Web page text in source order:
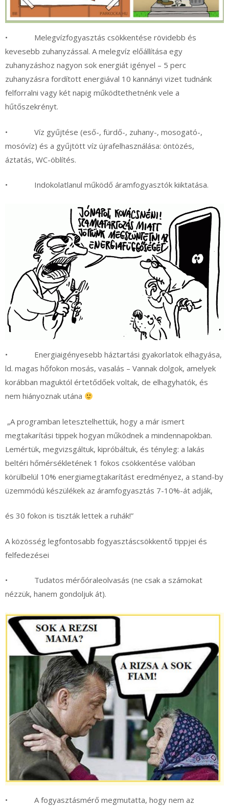
• Melegvízfogyasztás csökkentése rövidebb és
kevesebb zuhanyzással. A melegvíz előállítása egy
zuhanyzáshoz nagyon sok energiát igényel – 5 perc
zuhanyzásra fordított energiával 10 kannányi vizet tudnánk
felforralni vagy két napig működtethetnénk vele a
hűtőszekrényt.
• Víz gyűjtése (eső-, fürdő-, zuhany-, mosogató-,
mosóvíz) és a gyűjtött víz újrafelhasználása: öntözés,
áztatás, WC-öblítés.
• Indokolatlanul működő áramfogyasztók kiiktatása.
• Energiaigényesebb háztartási gyakorlatok elhagyása,
ld. magas hőfokon mosás, vasalás – Vannak dolgok, amelyek
korábban maguktól értetődőek voltak, de elhagyhatók, és
nem hiányoznak utána
„A programban letesztelhettük, hogy a már ismert
megtakarítási tippek hogyan működnek a mindennapokban.
Lemértük, megvizsgáltuk, kipróbáltuk, és tényleg: a lakás
beltéri hőmérsékletének 1 fokos csökkentése valóban
körülbelül 10% energiamegtakarítást eredményez, a stand-by
üzemmódú készülékek az áramfogyasztás 7-10%-át adják,
és 30 fokon is tiszták lettek a ruhák!”
A közösség legfontosabb fogyasztáscsökkentő tippjei és
felfedezései
• Tudatos mérőóraleolvasás (ne csak a számokat
nézzük, hanem gondoljuk át).
• A fogyasztásmérő megmutatta, hogy nem az